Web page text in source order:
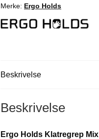
Merke: Ergo Holds
Beskrivelse
Beskrivelse
Ergo Holds Klatregrep Mix